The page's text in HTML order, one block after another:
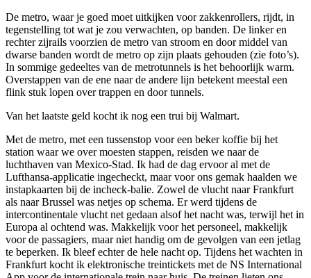
De metro, waar je goed moet uitkijken voor zakkenrollers, rijdt, in
tegenstelling tot wat je zou verwachten, op banden. De linker en
rechter zijrails voorzien de metro van stroom en door middel van
dwarse banden wordt de metro op zijn plaats gehouden (zie foto’s).
In sommige gedeeltes van de metrotunnels is het behoorlijk warm.
Overstappen van de ene naar de andere lijn betekent meestal een
flink stuk lopen over trappen en door tunnels.
Van het laatste geld kocht ik nog een trui bij Walmart.
Met de metro, met een tussenstop voor een beker koffie bij het
station waar we over moesten stappen, reisden we naar de
luchthaven van Mexico-Stad. Ik had de dag ervoor al met de
Lufthansa-applicatie ingecheckt, maar voor ons gemak haalden we
instapkaarten bij de incheck-balie. Zowel de vlucht naar Frankfurt
als naar Brussel was netjes op schema. Er werd tijdens de
intercontinentale vlucht net gedaan alsof het nacht was, terwijl het in
Europa al ochtend was. Makkelijk voor het personeel, makkelijk
voor de passagiers, maar niet handig om de gevolgen van een jetlag
te beperken. Ik bleef echter de hele nacht op. Tijdens het wachten in
Frankfurt kocht ik elektronische treintickets met de NS International